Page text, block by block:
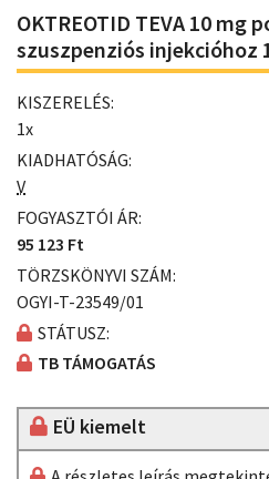
OKTREOTID TEVA 10 mg
szuszpenziós injekcióhoz
KISZERELÉS:
1x
KIADHATÓSÁG:
V
FOGYASZTÓI ÁR:
95 123 Ft
TÖRZSKÖNYVI SZÁM:
OGYI-T-23549/01
STÁTUSZ:
TB TÁMOGATÁS
EÜ kiemelt